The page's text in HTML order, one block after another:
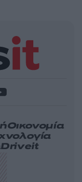
Οικονομία
Driveit